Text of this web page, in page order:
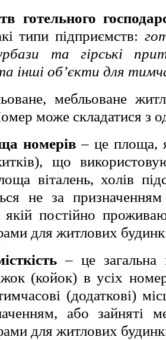
готельного
типи підприємств:
та гірські
інші об’єкти для
мебльоване
може склада­тися з
номерів– це площа,
що
віталень, холів
не за
постійно
для житлових
– це загальна
(койок) в усіх
(додат­кові)
або зайняті
для житлових